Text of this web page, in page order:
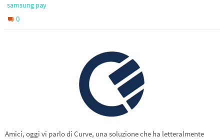
samsung pay
0
Amici, oggi vi parlo di Curve, una soluzione che ha letteralmente